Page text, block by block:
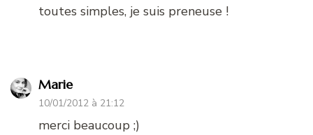
toutes simples, je suis preneuse !
Marie
10/01/2012 à 21:12
merci beaucoup ;)